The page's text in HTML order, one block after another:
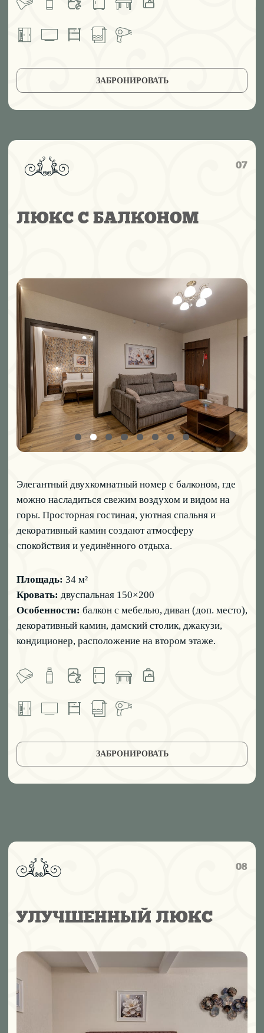
КОНТАКТЫ
+7 (918) 233 11 15
psebaytur@mail.ru
АДРЕС
Россия, Краснодарский Край, Мостовский
Район, Село Солёное, Октябрьская Улица, 1В
Правила проживания
Разработка сайта kollab.pro
ГОСТЯМ
О нас
Номерной фонд
Банкетный зал
Контакты
НАВИГАЦИЯ
400 м от трассы 03К-005